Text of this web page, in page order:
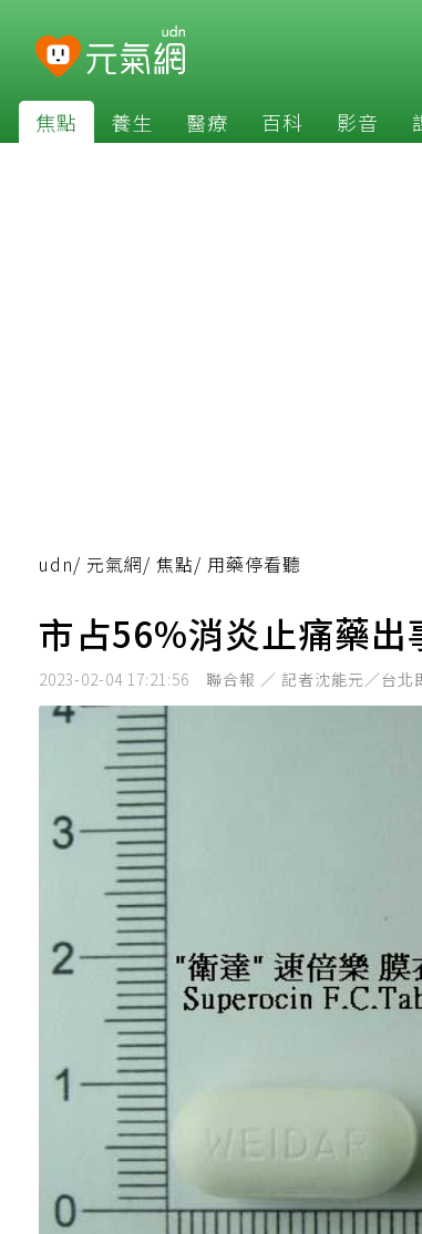
焦點 養生 醫療 百科 影音
udn/ 元氣網/ 焦點/ 用藥停看聽
市占56%消炎止痛藥
2023-02-04 17:21:56 聯合報 ／ 記者沈能元／台北